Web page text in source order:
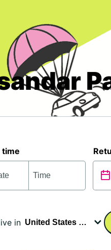
time
in